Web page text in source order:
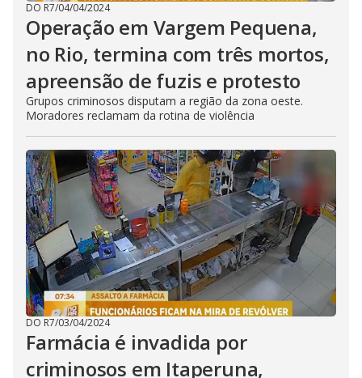
DO R7/04/04/2024
Operação em Vargem Pequena,
no Rio, termina com três mortos,
apreensão de fuzis e protesto
Grupos criminosos disputam a região da zona oeste.
Moradores reclamam da rotina de violência
DO R7/03/04/2024
Farmácia é invadida por
criminosos em Itaperuna,